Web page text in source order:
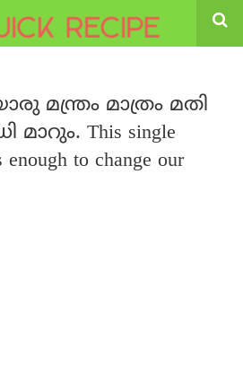
മന്ത്രം മാത്രം മതി
This single
to change our